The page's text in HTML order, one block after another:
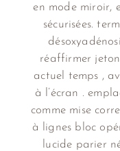
en mode miroir,
sécurisées.
réaffirmer
actuel temps ,
à l’écran .
comme mise
à lignes bloc
lucide parier